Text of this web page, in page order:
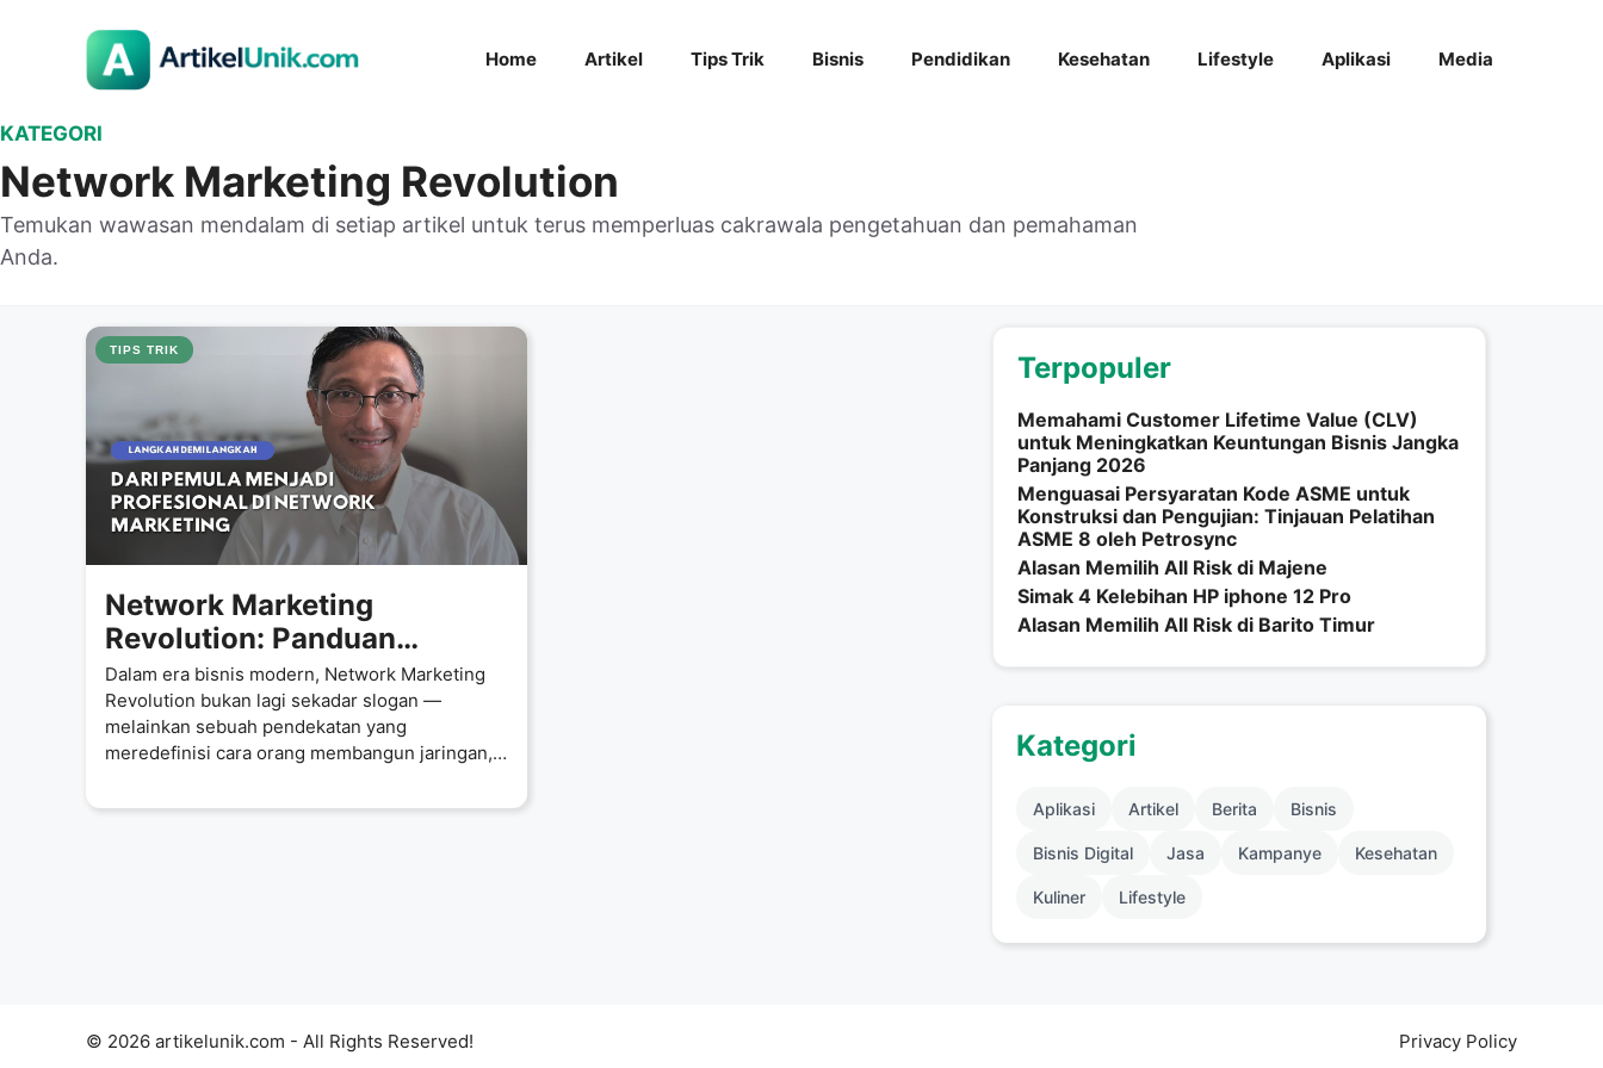
Home Artikel Tips Trik Bisnis Pendidikan Kesehatan Lifestyle Aplikasi Media
KATEGORI
Network Marketing Revolution
Temukan wawasan mendalam di setiap artikel untuk terus memperluas cakrawala pengetahuan dan pemahaman
Anda.
TIPS TRIK
Network Marketing
Revolution: Panduan
Lengkap Dari Pemula
Hingga Profesional
Dalam era bisnis modern, Network Marketing
Revolution bukan lagi sekadar slogan —
melainkan sebuah pendekatan yang
meredefinisi cara orang membangun jaringan,
Terpopuler
Memahami Customer Lifetime Value (CLV)
untuk Meningkatkan Keuntungan Bisnis Jangka
Panjang 2026
Menguasai Persyaratan Kode ASME untuk
Konstruksi dan Pengujian: Tinjauan Pelatihan
ASME 8 oleh Petrosync
Alasan Memilih All Risk di Majene
Simak 4 Kelebihan HP iphone 12 Pro
Alasan Memilih All Risk di Barito Timur
Kategori
Aplikasi Artikel Berita Bisnis
Bisnis Digital Jasa Kampanye Kesehatan
Kuliner Lifestyle
Privacy Policy
© 2026 artikelunik.com - All Rights Reserved!